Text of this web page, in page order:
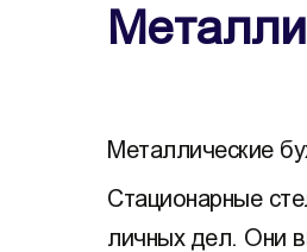
Металлические
Стационарные
личных дел. Они